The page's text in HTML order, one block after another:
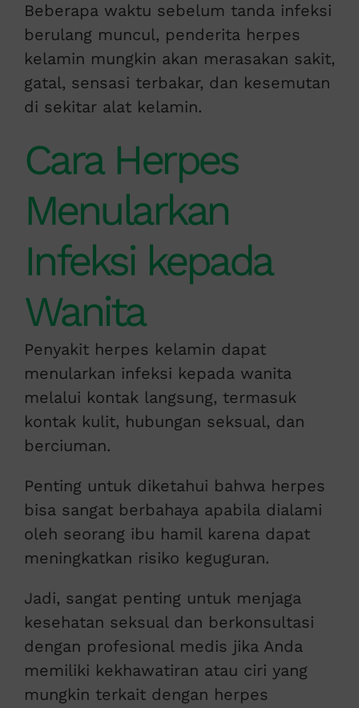
Beberapa waktu sebelum tanda infeksi
berulang muncul, penderita herpes
kelamin mungkin akan merasakan sakit,
gatal, sensasi terbakar, dan kesemutan
di sekitar alat kelamin.
Cara Herpes
Menularkan
Infeksi kepada
Wanita
Penyakit herpes kelamin dapat
menularkan infeksi kepada wanita
melalui kontak langsung, termasuk
kontak kulit, hubungan seksual, dan
berciuman.
Penting untuk diketahui bahwa herpes
bisa sangat berbahaya apabila dialami
oleh seorang ibu hamil karena dapat
meningkatkan risiko keguguran.
Jadi, sangat penting untuk menjaga
kesehatan seksual dan berkonsultasi
dengan profesional medis jika Anda
memiliki kekhawatiran atau ciri yang
mungkin terkait dengan herpes